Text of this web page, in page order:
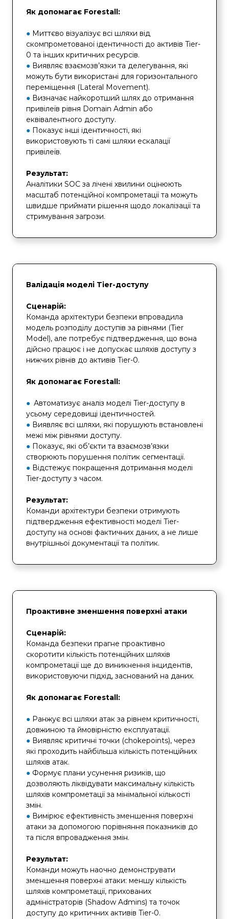
Як допомагає Forestall:
● Миттєво візуалізує всі шляхи від
скомпрометованої ідентичності до активів Tier-
0 та інших критичних ресурсів.
● Виявляє взаємозв’язки та делегування, які
можуть бути використані для горизонтального
переміщення (Lateral Movement).
● Визначає найкоротший шлях до отримання
привілеїв рівня Domain Admin або
еквівалентного доступу.
● Показує інші ідентичності, які
використовують ті самі шляхи ескалації
привілеїв.
Результат:
Аналітики SOC за лічені хвилини оцінюють
масштаб потенційної компрометації та можуть
швидше приймати рішення щодо локалізації та
стримування загрози.
Валідація моделі Tier-доступу
Сценарій:
Команда архітектури безпеки впровадила
модель розподілу доступів за рівнями (Tier
Model), але потребує підтвердження, що вона
дійсно працює і не допускає шляхів доступу з
нижчих рівнів до активів Tier-0.
Як допомагає Forestall:
● Автоматизує аналіз моделі Tier-доступу в
усьому середовищі ідентичностей.
● Виявляє всі шляхи, які порушують встановлені
межі між рівнями доступу.
● Показує, які об’єкти та взаємозв’язки
створюють порушення політик сегментації.
● Відстежує покращення дотримання моделі
Tier-доступу з часом.
Результат:
Команди архітектури безпеки отримують
підтвердження ефективності моделі Tier-
доступу на основі фактичних даних, а не лише
внутрішньої документації та політик.
Проактивне зменшення поверхні атаки
Сценарій:
Команда безпеки прагне проактивно
скоротити кількість потенційних шляхів
компрометації ще до виникнення інцидентів,
використовуючи підхід, заснований на даних.
Як допомагає Forestall:
● Ранжує всі шляхи атак за рівнем критичності,
довжиною та ймовірністю експлуатації.
● Виявляє критичні точки (chokepoints), через
які проходить найбільша кількість потенційних
шляхів атак.
● Формує плани усунення ризиків, що
дозволяють ліквідувати максимальну кількість
шляхів компрометації за мінімальної кількості
змін.
● Вимірює ефективність зменшення поверхні
атаки за допомогою порівняння показників до
та після впровадження змін.
Результат:
Команди можуть наочно демонструвати
зменшення поверхні атаки: меншу кількість
шляхів компрометації, прихованих
адміністраторів (Shadow Admins) та точок
доступу до критичних активів Tier-0.